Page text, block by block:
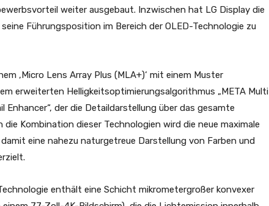
weiter ausgebaut. Inzwischen hat LG Display die
Führungsposition im Bereich der OLED-Technologie zu
‚Micro Lens Array Plus (MLA+)‘ mit einem Muster
erweiterten Helligkeitsoptimierungsalgorithmus „META Multi
Enhancer“, der die Detaildarstellung über das gesamte
Kombination dieser Technologien wird die neue maximale
eine nahezu naturgetreue Darstellung von Farben und
enthält eine Schicht mikrometergroßer konvexer